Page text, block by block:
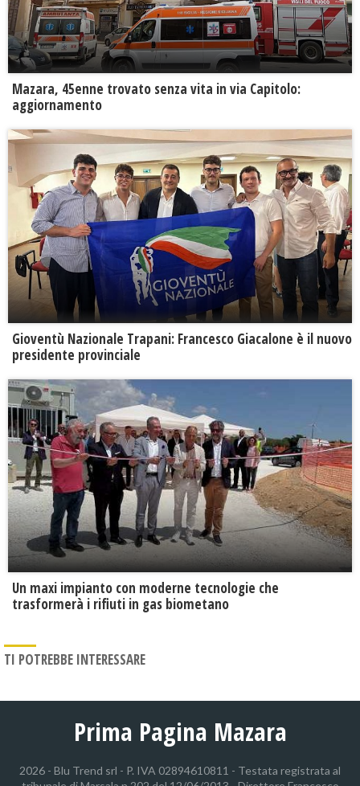
Mazara, 45enne trovato senza vita in via Capitolo:
aggiornamento
Gioventù Nazionale Trapani: Francesco Giacalone è il nuovo
presidente provinciale
Un maxi impianto con moderne tecnologie che
trasformerà i rifiuti in gas biometano
TI POTREBBE INTERESSARE
Prima Pagina Mazara
2026 - Blu Trend srl - P. IVA 02894610811 - Testata registrata al